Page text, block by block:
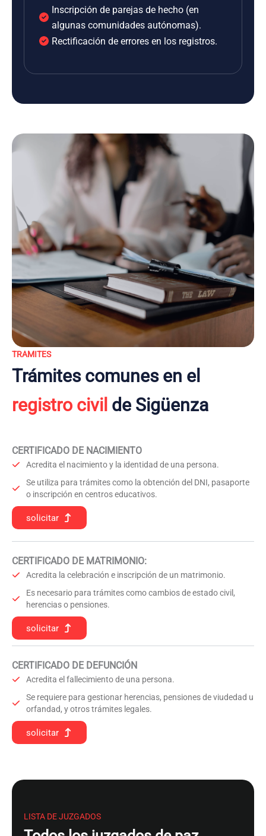
Inscripción de parejas de hecho (en
algunas comunidades autónomas).
Rectificación de errores en los registros.
TRAMITES
Trámites comunes en el
registro civil de Sigüenza
CERTIFICADO DE NACIMIENTO
Acredita el nacimiento y la identidad de una persona.
Se utiliza para trámites como la obtención del DNI, pasaporte
o inscripción en centros educativos.
solicitar
CERTIFICADO DE MATRIMONIO:
Acredita la celebración e inscripción de un matrimonio.
Es necesario para trámites como cambios de estado civil,
herencias o pensiones.
solicitar
CERTIFICADO DE DEFUNCIÓN
Acredita el fallecimiento de una persona.
Se requiere para gestionar herencias, pensiones de viudedad u
orfandad, y otros trámites legales.
solicitar
LISTA DE JUZGADOS